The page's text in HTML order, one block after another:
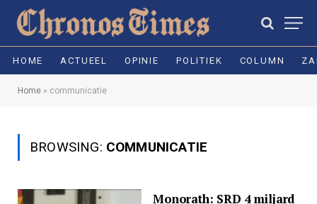
HOME ACTUEEL OPINIE POLITIEK COLUMN
Home » communicatie
BROWSING: COMMUNICATIE
Monorath: SRD 4 miljard